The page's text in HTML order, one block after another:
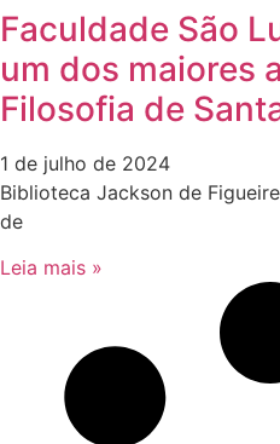
Faculdade São
um dos maiores
Filosofia de
1 de julho de 2024
Biblioteca Jackson de
de
Leia mais »